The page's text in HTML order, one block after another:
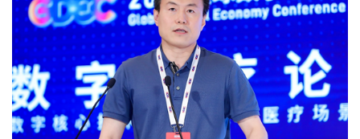
智
能
驾
驶
智